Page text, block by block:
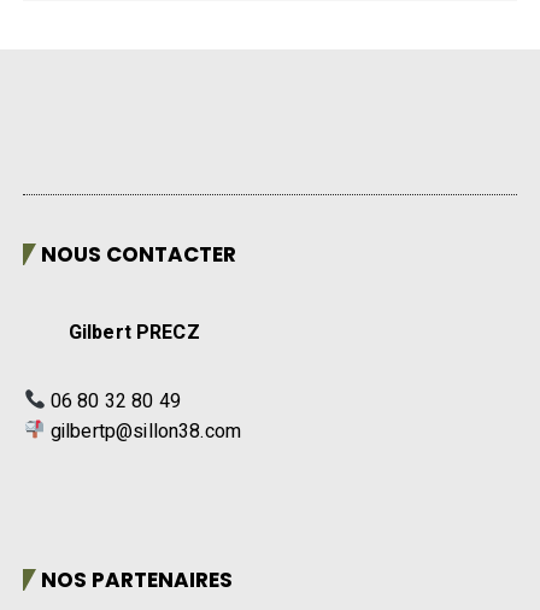
NOUS CONTACTER
Gilbert PRECZ
06 80 32 80 49
gilbertp@sillon38.com
NOS PARTENAIRES